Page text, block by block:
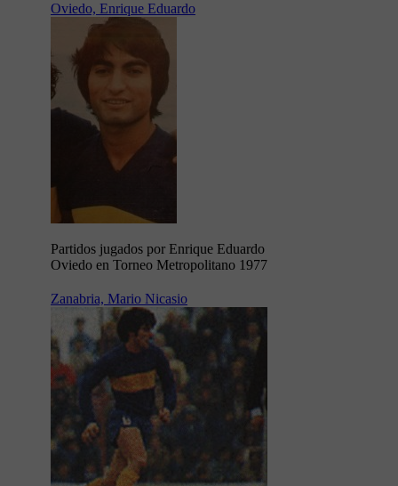
Oviedo, Enrique Eduardo
Partidos jugados por Enrique Eduardo
Oviedo en Torneo Metropolitano 1977
Zanabria, Mario Nicasio